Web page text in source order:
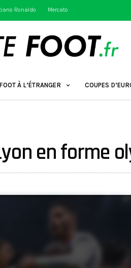
Ronaldo Mercato
À L’ÉTRANGER COUPES
en forme